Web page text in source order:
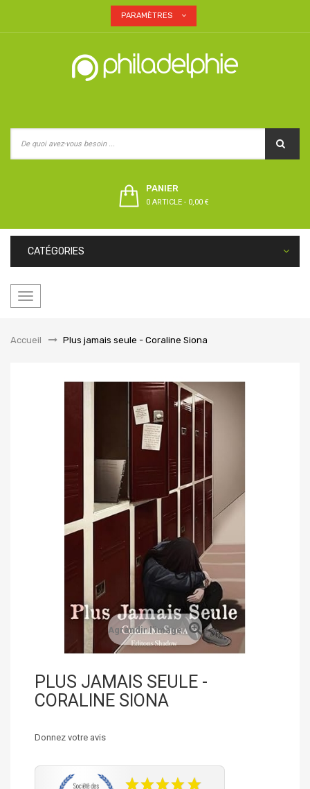
PARAMÈTRES
PANIER
0 ARTICLE - 0,00 €
CATÉGORIES
Basculer
Accueil
&gt;Plus jamais seule - Coraline Siona
Agrandir l'image
PLUS JAMAIS SEULE -
CORALINE SIONA
Donnez votre avis